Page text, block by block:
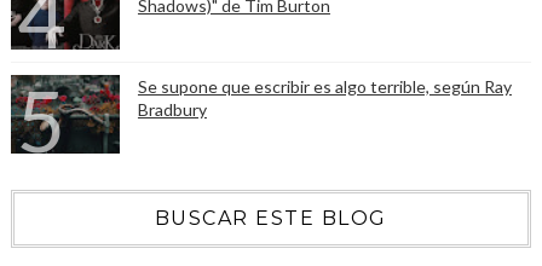
Shadows)" de Tim Burton
Se supone que escribir es algo terrible, según Ray
Bradbury
BUSCAR ESTE BLOG